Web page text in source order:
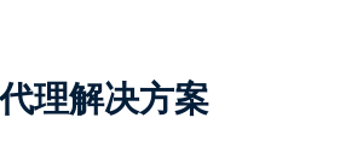
理解决方案